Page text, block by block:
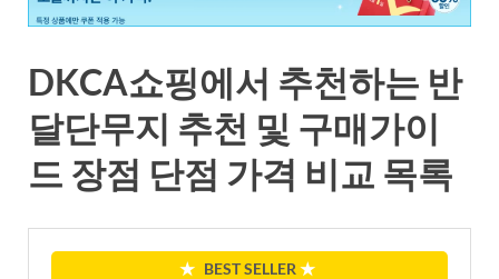
DKCA쇼핑에서 추천하는 반
달단무지 추천 및 구매가이
드 장점 단점 가격 비교 목록
★ BEST SELLER ★